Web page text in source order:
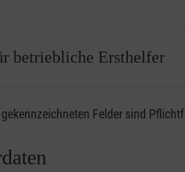
betriebliche Ersthelfer
Kostenübernahmeverfahren Ihrer
Andernfalls erfolgt eine
gekennzeichneten Felder sind